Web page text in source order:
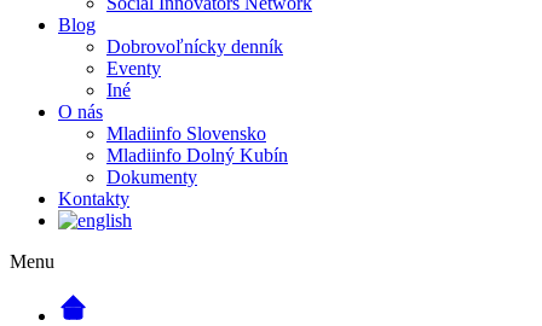
Blog
Dobrovoľnícky denník
Eventy
Iné
O nás
Mladiinfo Slovensko
Mladiinfo Dolný Kubín
Dokumenty
Kontakty
Menu